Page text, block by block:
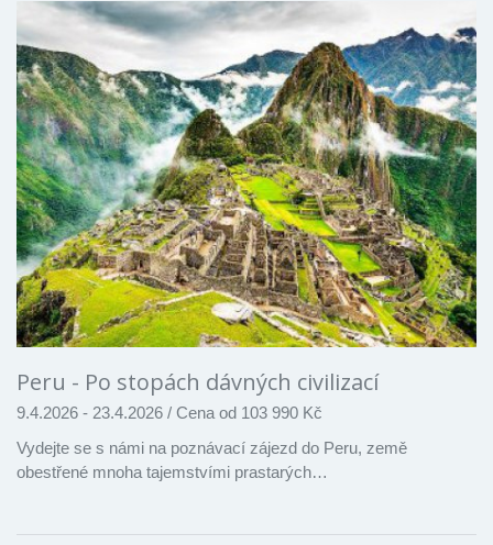
Peru - Po stopách dávných civilizací
9.4.2026 - 23.4.2026 / Cena od 103 990 Kč
Vydejte se s námi na poznávací zájezd do Peru, země
obestřené mnoha tajemstvími prastarých…